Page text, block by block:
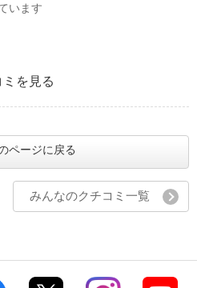
います
を見る
ページに戻る
みんなのクチコミ一覧